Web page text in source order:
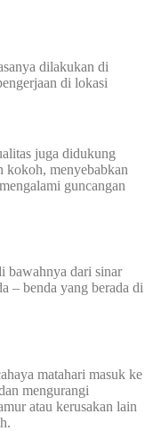
dilakukan di
di lokasi
juga didukung
kokoh, menyebabkan
guncangan
bawahnya dari sinar
– benda yang berada di
matahari masuk ke
mengurangi
atau kerusakan lain